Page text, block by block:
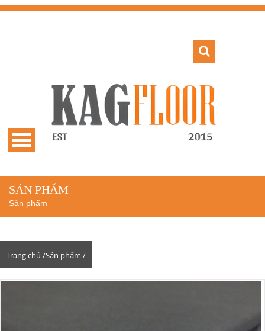
SẢN PHẨM
Sản phẩm
Trang chủ /Sản phẩm /